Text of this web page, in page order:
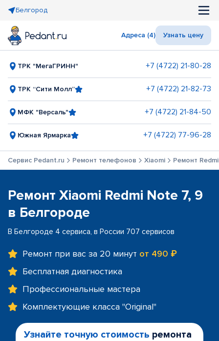
Белгород
Адреса (4) Узнать цену
ТРК "МегаГРИНН" +7 (4722) 21-80-28
ТРК “Сити Молл” +7 (4722) 21-82-73
МФК "Версаль" +7 (4722) 21-84-50
Южная Ярмарка +7 (4722) 77-96-28
Сервис Pedant.ru Ремонт телефонов Xiaomi Ремонт
Ремонт Xiaomi Redmi Note 7, 9
в Белгороде
В Белгороде 4 сервиса, в России 707 сервисов
Ремонт при вас за 20 минут от 490 ₽
Бесплатная диагностика
Профессиональные мастера
Комплектующие класса "Original"
Узнайте точную стоимость ремонта